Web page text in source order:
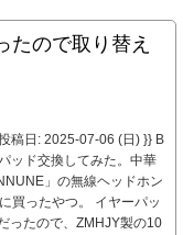
たので取り替え
稿日: 2025-07-06 (日) }} B
ッド交換してみた。中華
」の無線ヘッドホン
買ったやつ。 イヤーパッ
ったので、ZMHJY製の10